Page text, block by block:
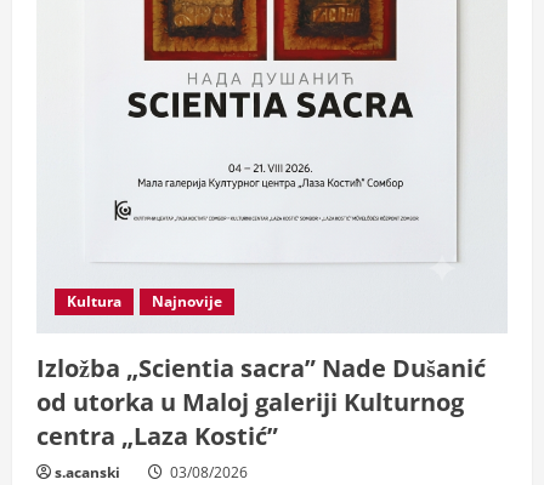
Kultura Najnovije
Izložba „Scientia sacra” Nade Dušanić
od utorka u Maloj galeriji Kulturnog
centra „Laza Kostić”
s.acanski 03/08/2026